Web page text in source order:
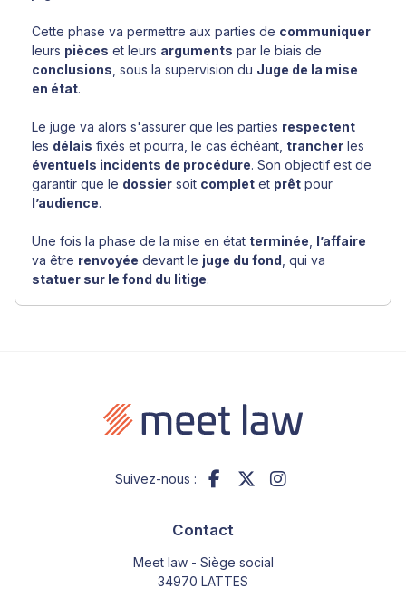
Cette phase va permettre aux parties de communiquer
leurs pièces et leurs arguments par le biais de
conclusions , sous la supervision du Juge de la mise
en état.
Le juge va alors s'assurer que les parties respectent
les délais fixés et pourra, le cas échéant, trancher les
éventuels incidents de procédure. Son objectif est de
garantir que le dossier soit complet et prêt pour
l’audience.
Une fois la phase de la mise en état terminée l’affaire
va être renvoyée devant le juge du fond , qui va
statuer sur le fond du litige.
Suivez-nous :
Contact
Meet law - Siège social
34970 LATTES